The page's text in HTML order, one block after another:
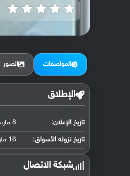
المواصفات الصور
الإطلاق
تاريخ الإعلان: 8 مارس 2022
تاريخ نزوله الأسواق: 16 مارس 2022
شبكة الاتصال